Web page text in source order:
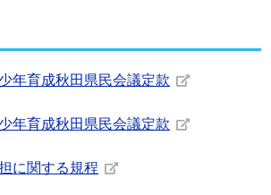
年育成秋田県民会議定款
年育成秋田県民会議定款
に関する規程